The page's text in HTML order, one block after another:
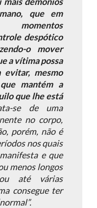
que em
momentos
despótico
o mover
a vítima possa
evitar, mesmo
mantém a
que lhe está
se de uma
no corpo,
porém, não é
nos quais
e que
menos longos
até várias
consegue ter